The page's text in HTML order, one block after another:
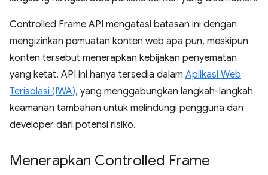
Controlled Frame API mengatasi batasan ini dengan
mengizinkan pemuatan konten web apa pun, meskipun
konten tersebut menerapkan kebijakan penyematan
yang ketat. API ini hanya tersedia dalam Aplikasi Web
Terisolasi (IWA), yang menggabungkan langkah-langkah
keamanan tambahan untuk melindungi pengguna dan
developer dari potensi risiko.
Menerapkan Controlled Frame